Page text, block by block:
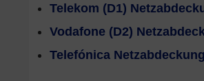
Telekom (D1)
Vodafone (D2)
Telefónica